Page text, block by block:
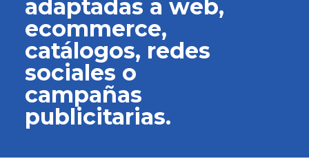
adaptadas a web,
ecommerce,
catálogos, redes
sociales o
campañas
publicitarias.